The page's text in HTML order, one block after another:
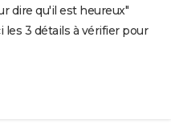
dire qu'il est heureux"
les 3 détails à vérifier pour